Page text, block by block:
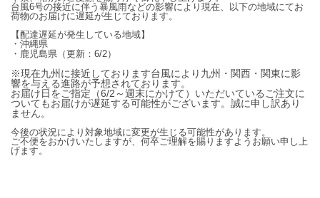
台風6号の接近に伴う暴風雨などの影響により現在、以下の地域にてお
荷物のお届けに遅延が生じております。
【配達遅延が発生している地域】
・沖縄県
・ 鹿児島県（更新：6/2）
※現在九州に接近しております台風により九州・関西・関東に影
響を与える進路が予想されております。
お届け日をご指定（6/2～週末にかけて）いただいているご注文に
ついてもお届けが遅延する可能性がございます。誠に申し訳あり
ません。
今後の状況により対象地域に変更が生じる可能性があります。
ご不便をおかけいたしますが、何卒ご理解を賜りますようお願い申し上
げます。